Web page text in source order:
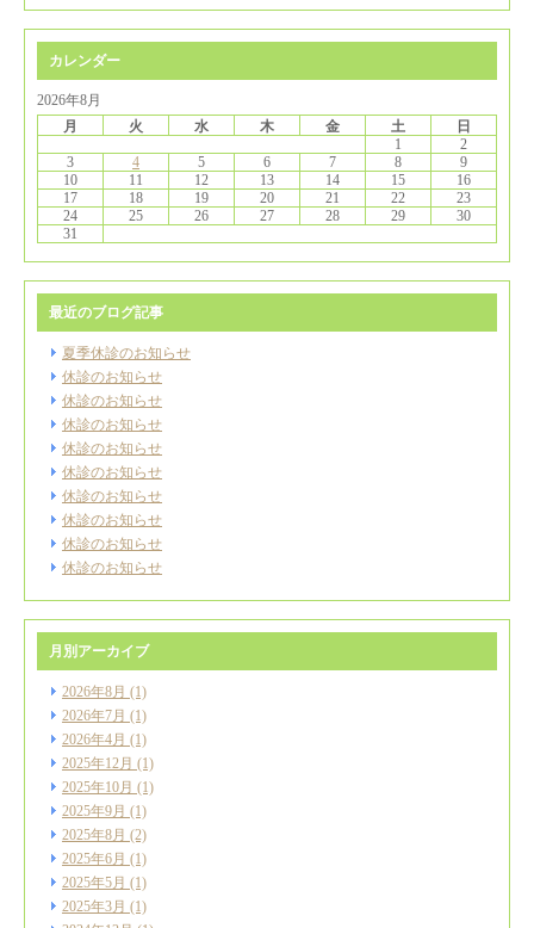
カレンダー
2026年8月
月
火 水 木 金 土
日
1
2
3
4 5 6 7 8
9
10
11 12 13 14 15
16
17
18 19 20 21 22
23
24
25 26 27 28 29
30
31
最近のブログ記事
夏季休診のお知らせ
休診のお知らせ
休診のお知らせ
休診のお知らせ
休診のお知らせ
休診のお知らせ
休診のお知らせ
休診のお知らせ
休診のお知らせ
休診のお知らせ
月別アーカイブ
2026年8月 (1)
2026年7月 (1)
2026年4月 (1)
2025年12月 (1)
2025年10月 (1)
2025年9月 (1)
2025年8月 (2)
2025年6月 (1)
2025年5月 (1)
2025年3月 (1)